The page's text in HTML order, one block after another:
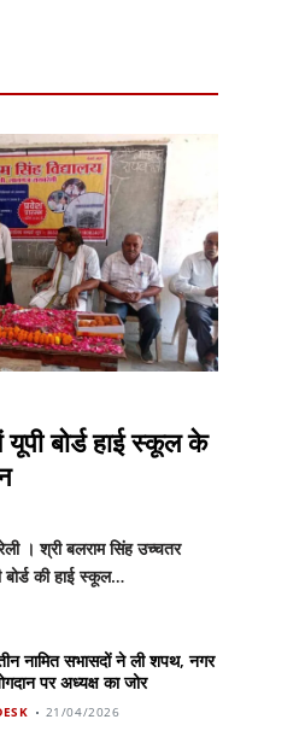
यूपी बोर्ड हाई स्कूल के
। श्री बलराम सिंह उच्चतर
बोर्ड की हाई स्कूल…
नामित सभासदों ने ली शपथ, नगर
पर अध्यक्ष का जोर
21/04/2026